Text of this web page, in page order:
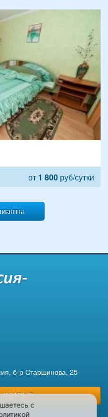
от 1 800 руб/сутки
б-р Старшинова, 25
ЖИЛЬЕ
с